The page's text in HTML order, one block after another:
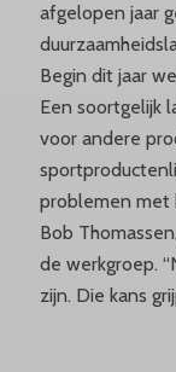
afgelopen jaar
Begin dit jaar
Een soortgelijk
voor andere
problemen met
Bob
de werkgroep.
zijn. Die kans